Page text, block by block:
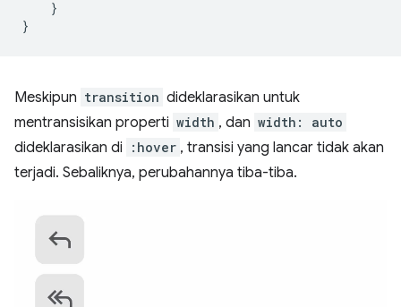
}
}
Meskipun transition dideklarasikan untuk
mentransisikan properti width , dan width: auto
dideklarasikan di :hover , transisi yang lancar tidak akan
terjadi. Sebaliknya, perubahannya tiba-tiba.